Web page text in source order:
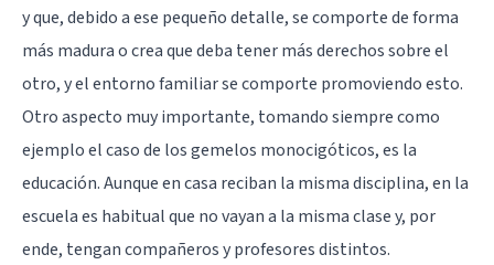
y que, debido a ese pequeño detalle, se comporte de forma
más madura o crea que deba tener más derechos sobre el
otro, y el entorno familiar se comporte promoviendo esto.
Otro aspecto muy importante, tomando siempre como
ejemplo el caso de los gemelos monocigóticos, es la
educación. Aunque en casa reciban la misma disciplina, en la
escuela es habitual que no vayan a la misma clase y, por
ende, tengan compañeros y profesores distintos.